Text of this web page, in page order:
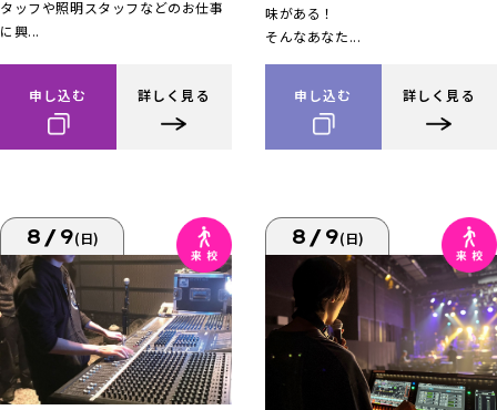
タッフや照明スタッフなどのお仕事
に興...
申し込む 詳しく見る
味がある！
そんなあなた...
申し込む 詳しく見る
8/9(日) 8/9(日)